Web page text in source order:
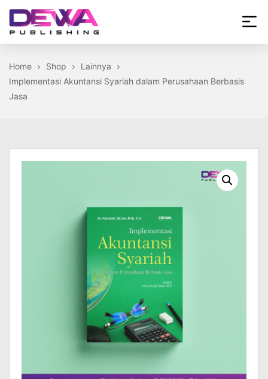
Skip
theDewa
Home
Shop
Lainnya
Implementasi Akuntansi Syariah dalam Perusahaan Berbasis
Jasa